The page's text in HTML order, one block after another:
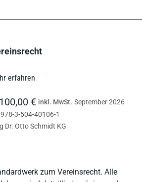
zum Vereinsrecht. Alle
erfahren
€ inkl. MwSt. September 2026
3-504-40106-1
Dr. Otto Schmidt KG